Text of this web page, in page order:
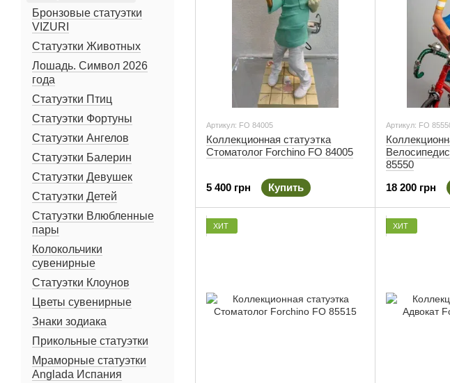
Артикул: FO 84005
Коллекционная статуэтка
Стоматолог Forchino FO 84005
5 400 грн Купить
Артикул: FO
85550
18 200 грн
ХИТ ХИТ
Бронзовые статуэтки
VIZURI
Статуэтки Животных
Лошадь. Символ 2026
года
Статуэтки Птиц
Статуэтки Фортуны
Статуэтки Ангелов
Статуэтки Балерин
Статуэтки Девушек
Статуэтки Детей
Статуэтки Влюбленные
пары
Колокольчики
сувенирные
Статуэтки Клоунов
Цветы сувенирные
Знаки зодиака
Прикольные статуэтки
Мраморные статуэтки
Anglada Испания